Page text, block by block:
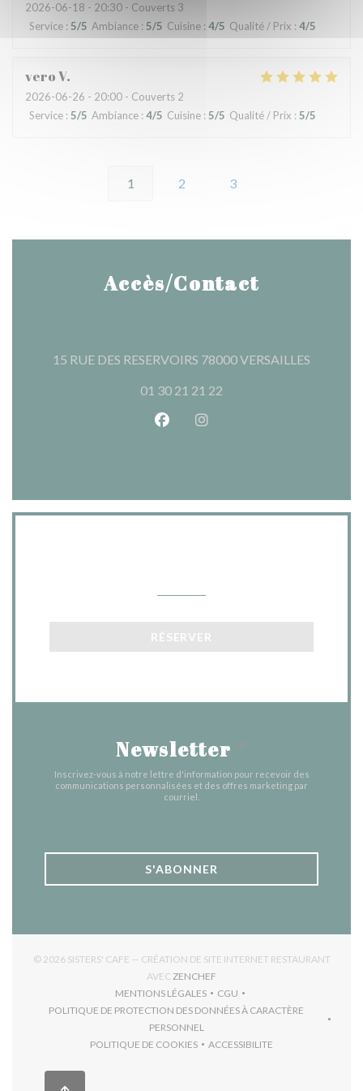
2026-06-18 - 20:30 - Couverts 3
Service : 5/5 Ambiance : 5/5 Cuisine : 4/5 Qualité / Prix : 4/5
veroV
2026-06-26 - 20:00 - Couverts 2
Service :5/5 Ambiance : 4/5 Cuisine : 5/5 Qualité / Prix : 5/5
1 2 3
Accès/Contact
15 RUE DES RESERVOIRS 78000 VERSAILLES
01 30 21 21 22
Facebook ((ouvre une
Instagram ((ouvre une
RÉSERVER
Newsletter
Inscrivez-vous à notre lettre d'information pour recevoir des
communications personnalisées et des offres marketing par
courriel.
S'ABONNER
© 2026 SISTERS' CAFE — CRÉATION DE SITE INTERNET RESTAURANT
AVEC ZENCHEF
MENTIONS LÉGALES
((OUVRE UNE NOUVELLE FENÊTRE))
CGU
((OUVRE UNE NOUVELLE
POLITIQUE DE PROTECTION DES DONNÉES À CARACTÈRE
PERSONNEL((OUVRE UNE NOUVELLE FENÊTRE))
POLITIQUE DE COOKIES
((OUVRE UNE NOUVELLE FENÊTRE))
ACCESSIBILITE
((OUVRE UNE NOUVELLE